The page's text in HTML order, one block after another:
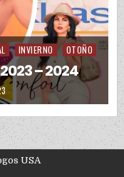
INVIERNO OTOÑO
– 2024
USA